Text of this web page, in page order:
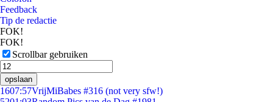
Feedback
Tip de redactie
FOK!
FOK!
Scrollbar gebruiken
opslaan
1607:57VrijMiBabes #316 (not very sfw!)